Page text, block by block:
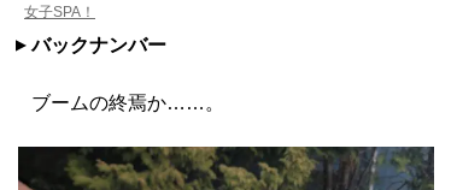
女子SPA！
バックナンバー
ブームの終焉か……。